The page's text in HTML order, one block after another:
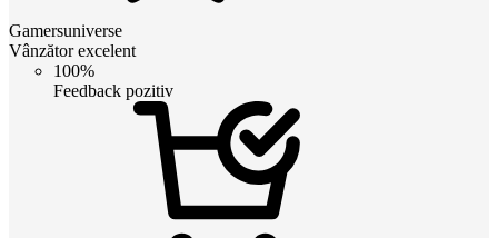
Gamersuniverse
Vânzător excelent
100%
Feedback pozitiv